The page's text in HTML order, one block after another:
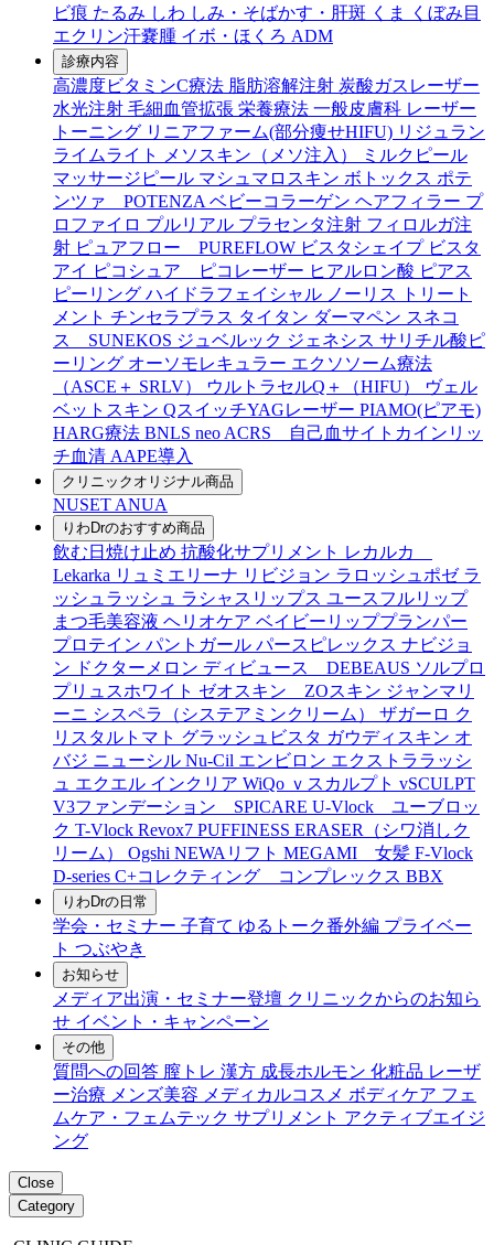
ビ痕 たるみ しわ しみ・そばかす・肝斑 くま
くぼみ目
エクリン汗嚢腫 イボ・ほくろ ADM
診療内容
高濃度ビタミンC療法 脂肪溶解注射 炭酸ガスレーザー
水光注射 毛細血管拡張 栄養療法 一般皮膚科 レーザー
トーニング リニアファーム(部分痩せHIFU) リジュラン
ライムライト
メソスキン（メソ注入）
ミルクピール
マッサージピール マシュマロスキン ボトックス ポテ
ンツァ POTENZA ベビーコラーゲン ヘアフィラー プ
ロファイロ プルリアル プラセンタ注射 フィロルガ注
射 ピュアフロー PUREFLOW ビスタシェイプ ビスタ
アイ ピコシュア ピコレーザー ヒアルロン酸 ピアス
ピーリング ハイドラフェイシャル ノーリス
トリート
メント チンセラプラス タイタン ダーマペン スネコ
ス SUNEKOS ジュベルック ジェネシス サリチル酸ピ
ーリング オーソモレキュラー エクソソーム療法
（ASCE＋ SRLV）
ウルトラセルQ＋（HIFU）
ヴェル
ベットスキン QスイッチYAGレーザー PIAMO(ピアモ)
HARG療法 BNLS neo ACRS 自己血サイトカインリッ
チ血清 AAPE導入
クリニックオリジナル商品
NUSET ANUA
りわDrのおすすめ商品
飲む日焼け止め 抗酸化サプリメント レカルカ
Lekarka リュミエリーナ リビジョン ラロッシュポゼ ラ
ッシュラッシュ ラシャスリップス ユースフルリップ
まつ毛美容液 ヘリオケア ベイビーリッププランパー
プロテイン パントガール パースピレックス ナビジョ
ン ドクターメロン ディビュース DEBEAUS ソルプロ
プリュスホワイト ゼオスキン ZOスキン ジャンマリ
ーニ シスペラ（システアミンクリーム） ザガーロ ク
リスタルトマト グラッシュビスタ ガウディスキン オ
バジ ニューシル Nu-Cil エンビロン エクストララッシ
ュ エクエル インクリア WiQo ｖスカルプト vSCULPT
V3ファンデーション SPICARE U-Vlock ユーブロッ
ク T-Vlock Revox7 PUFFINESS ERASER（シワ消しク
リーム）
Ogshi NEWAリフト MEGAMI 女髪 F-Vlock
D-series C+コレクティング コンプレックス BBX
りわDrの日常
学会・セミナー 子育て ゆるトーク番外編 プライベー
ト つぶやき
お知らせ
メディア出演・セミナー登壇 クリニックからのお知ら
せ イベント・キャンペーン
その他
質問への回答 膣トレ 漢方 成長ホルモン 化粧品 レーザ
ー治療 メンズ美容 メディカルコスメ ボディケア フェ
ムケア・フェムテック サプリメント アクティブエイジ
ング
Close
Category